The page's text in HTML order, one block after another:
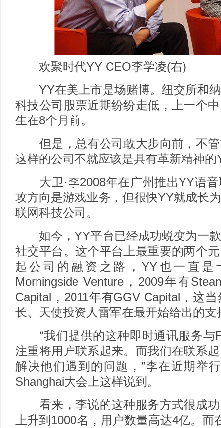
欢聚时代YY CEO李学凌(右)
YY在美上市是场赌博。纽交所和纳
科技公司股票近期纷纷走低，上一个
生在8个月前。
但是，总有公司敢大步向前，不管
这样的公司不就应该是具有革新精神的
大卫·李2008年在广州推出YY语音
攻方向是游戏业务，但很快YY就成长
联网科技公司。
如今，YY平台已经成功蜕变为一款
社交平台。这个平台上最重要的两个
起公司的融资之路，YY也一直是
Morningside Venture，2009年有
Capital，2011年有GGV Capital，这
长、天使投资人雷军在最开始给出的支
“我们提供的这种即时通讯服务与
注重将用户联系起来。而我们在联系
解决他们遇到的问题，”李在近期举
Shanghai大会上这样说到。
看来，李说的这种服务方式很成功
上升到1000名，用户数量高达4亿。